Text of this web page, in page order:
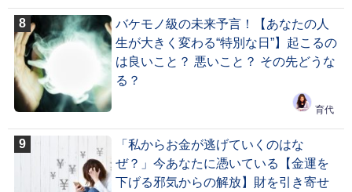
バケモノ級の未来予言！【あなたの人
生が大きく変わる“特別な日”】起こるの
は良いこと？ 悪いこと？ その先どうな
る？
育代
「私からお金が逃げていくのはな
ぜ？」今あなたに憑いている【金運を
下げる邪気からの解放】財を引き寄せ